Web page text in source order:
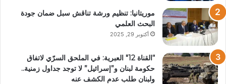
موريتانيا: تنظيم ورشة تناقش سبل ضمان جودة
البحث العلمي
أكتوبر 29, 2025
“القناة 12″ العبرية: في الملحق السرّي لاتفاق
حكومة لبنان و”إسرائيل” لا توجد جداول زمنية..
ولبنان طلب عدم الكشف عنه